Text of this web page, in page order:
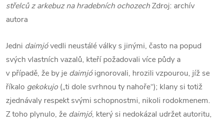
střelců z arkebuz na hradebních ochozechZdroj: archív
autora
Jedni daimjóvedli neustálé války s jinými, často na popud
svých vlastních vazalů, kteří požadovali více půdy a
v případě, že by je daimjóignorovali, hrozili vzpourou, jíž se
říkalo gekokujo(„ti dole svrhnou ty nahoře“); klany si totiž
zjednávaly respekt svými schopnostmi, nikoli rodokmenem.
Z toho plynulo, že daimjó, který si nedokázal udržet autoritu,